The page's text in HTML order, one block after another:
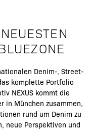
Denim-, Street-
komplette Portfolio
NEXUS kommt die
in München zusammen,
rund um Denim zu
neue Perspektiven und